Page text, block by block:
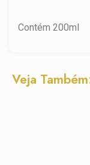
Contém 200ml
Veja